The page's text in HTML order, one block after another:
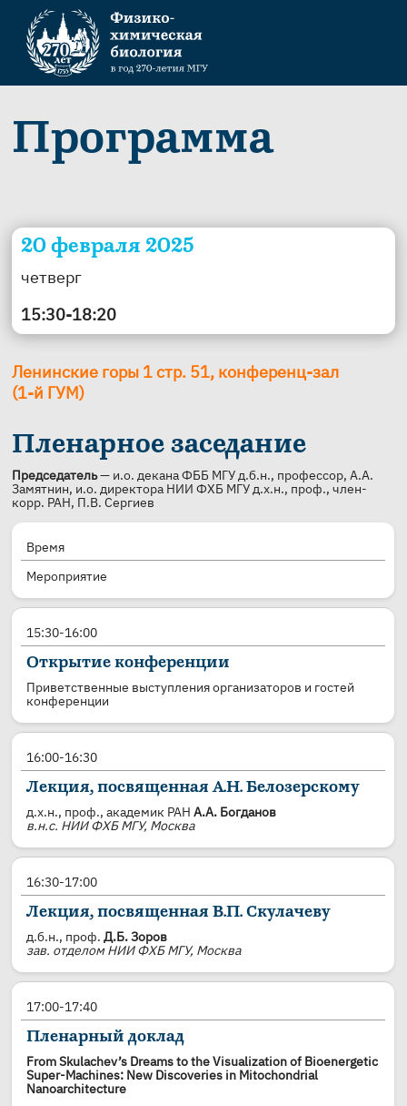
Программа
20 февраля 2025
четверг
15:30-18:20
Ленинские горы 1 стр. 51, конференц-зал
(1-й ГУМ)
Пленарное заседание
Председатель— и.о. декана ФББ МГУ д.б.н., профессор, А.А.
Замятнин, и.о. директора НИИ ФХБ МГУ д.х.н., проф., член-
корр. РАН, П.В. Сергиев
Время
Мероприятие
15:30-16:00
Открытие конференции
Приветственные выступления организаторов и гостей
конференции
16:00-16:30
Лекция, посвященная А.Н. Белозерскому
д.х.н., проф., академик РАНА.А. Богданов
в.н.с. НИИ ФХБ МГУ, Москва
16:30-17:00
Лекция, посвященная В.П. Скулачеву
д.б.н., проф.Д.Б. Зоров
зав. отделом НИИ ФХБ МГУ, Москва
17:00-17:40
Пленарный доклад
From Skulachev’s Dreams to the Visualization of Bioenergetic
Super-Machines: New Discoveries in Mitochondrial
Nanoarchitecture